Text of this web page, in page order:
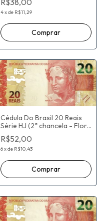
Nunes Guedes / Roberto
Campos Neto
4xde R$11,29
Cédula Do Brasil 20 Reais
Série HJ (2ª chancela - Flor
De Estampa) Paulo Roberto
Nunes Guedes / Roberto
Campos Neto
R$52,00
6xde R$10,43